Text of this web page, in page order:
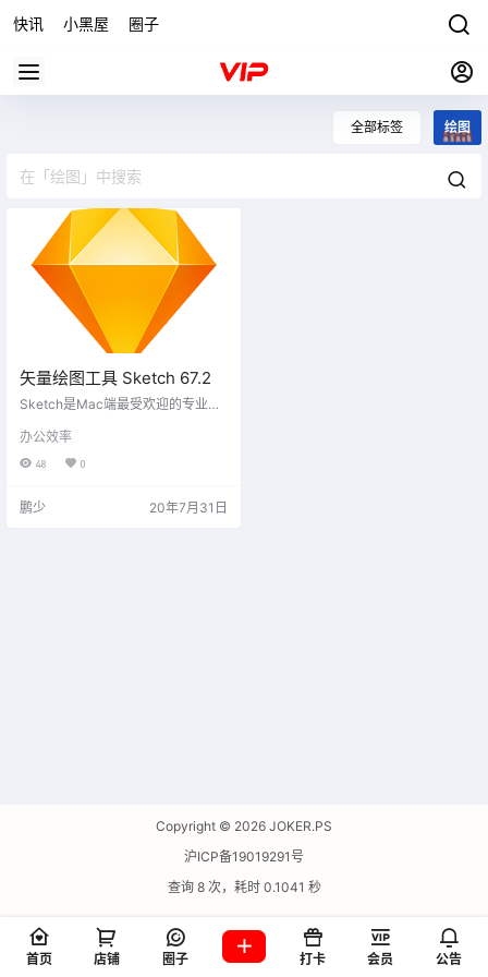
快讯 小黑屋 圈子
全部标签 绘图
矢量绘图工具 Sketch 67.2
Sketch是Mac端最受欢迎的专业矢
计，调色板，面板，菜单，窗口，
控件和功能强大的矢量绘图和文字
I、网站UI等更加简单高效，帮助你
办公效率
48 0
鹏少 20年7月31日
Copyright © 2026 JOKER.PS
沪ICP备19019291号
查询 8 次，耗时 0.1041 秒
首页 店铺 圈子 打卡 会员 公告